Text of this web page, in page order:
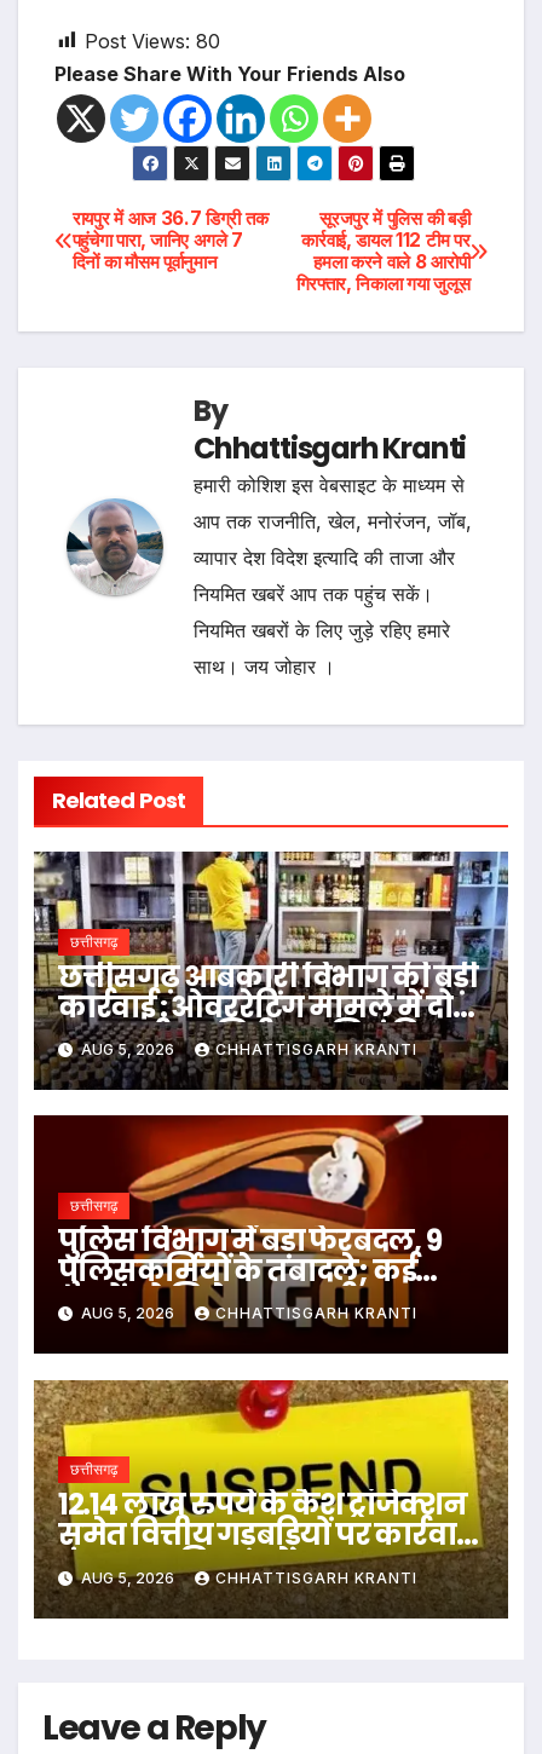
Post Views: 80
Please Share With Your Friends Also
Post
navigation
सूरजपुर में पुलिस की बड़ी
कार्रवाई, डायल 112 टीम पर
हमला करने वाले 8 आरोपी
गिरफ्तार, निकाला गया जुलूस
रायपुर में आज 36.7 डिग्री तक
पहुंचेगा पारा, जानिए अगले 7
दिनों का मौसम पूर्वानुमान
By
Chhattisgarh Kranti
हमारी कोशिश इस वेबसाइट के माध्यम से
आप तक राजनीति, खेल, मनोरंजन, जॉब,
व्यापार देश विदेश इत्यादि की ताजा और
नियमित खबरें आप तक पहुंच सकें।
नियमित खबरों के लिए जुड़े रहिए हमारे
साथ। जय जोहार ।
Related Post
छत्तीसगढ़
छत्तीसगढ़ आबकारी विभाग की बड़ी
कार्रवाई : ओवररेटिंग मामले में दो
आबकारी उप निरीक्षक निलंबित
AUG 5, 2026 CHHATTISGARH KRANTI
छत्तीसगढ़
पुलिस विभाग में बड़ा फेरबदल, 9
पुलिसकर्मियों के तबादले; कई
थानों को मिले नए प्रभारी
AUG 5, 2026 CHHATTISGARH KRANTI
छत्तीसगढ़
12.14 लाख रुपये के कैश ट्रांजेक्शन
समेत वित्तीय गड़बड़ियों पर कार्रवाई,
पंचायत सचिव सस्पेंड…
AUG 5, 2026 CHHATTISGARH KRANTI
Leave a Reply